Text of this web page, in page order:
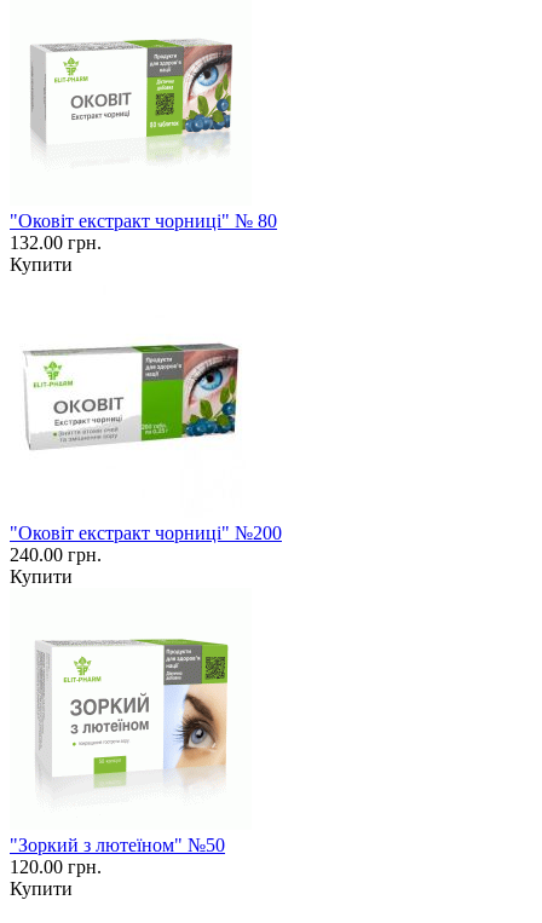
"Оковіт екстракт чорниці" № 80
132.00 грн.
Купити
"Оковіт екстракт чорниці" №200
240.00 грн.
Купити
"Зоркий з лютеїном" №50
120.00 грн.
Купити